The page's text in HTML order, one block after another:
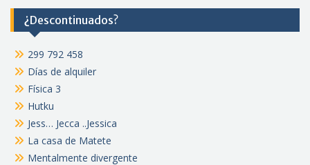
¿Descontinuados?
299 792 458
Días de alquiler
Física 3
Hutku
Jess… Jecca ..Jessica
La casa de Matete
Mentalmente divergente